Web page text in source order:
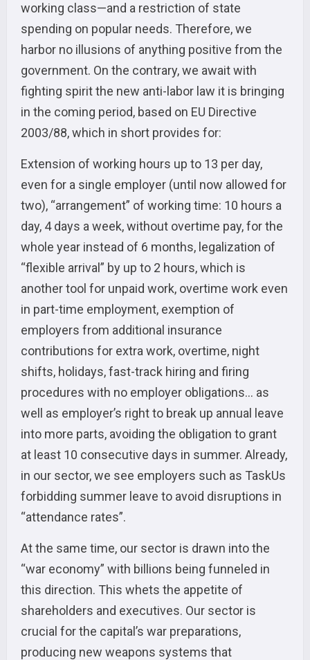
working class—and a restriction of state
spending on popular needs. Therefore, we
harbor no illusions of anything positive from the
government. On the contrary, we await with
fighting spirit the new anti-labor law it is bringing
in the coming period, based on EU Directive
2003/88, which in short provides for:
Extension of working hours up to 13 per day,
even for a single employer (until now allowed for
two), “arrangement” of working time: 10 hours a
day, 4 days a week, without overtime pay, for the
whole year instead of 6 months, legalization of
“flexible arrival” by up to 2 hours, which is
another tool for unpaid work, overtime work even
in part-time employment, exemption of
employers from additional insurance
contributions for extra work, overtime, night
shifts, holidays, fast-track hiring and firing
procedures with no employer obligations… as
well as employer’s right to break up annual leave
into more parts, avoiding the obligation to grant
at least 10 consecutive days in summer. Already,
in our sector, we see employers such as TaskUs
forbidding summer leave to avoid disruptions in
“attendance rates”.
At the same time, our sector is drawn into the
“war economy” with billions being funneled in
this direction. This whets the appetite of
shareholders and executives. Our sector is
crucial for the capital’s war preparations,
producing new weapons systems that